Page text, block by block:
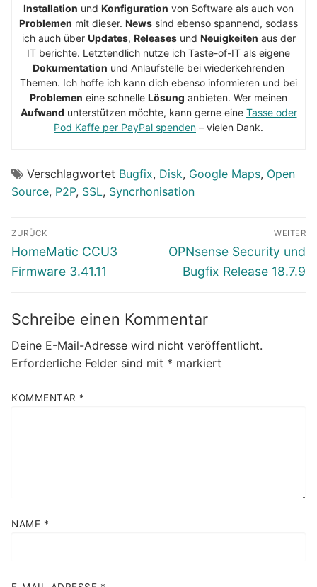
Installation und Konfiguration von Software als auch von
Problemen mit dieser. News sind ebenso spannend, sodass
ich auch über Updates, Releasesund Neuigkeiten aus der
IT berichte. Letztendlich nutze ich Taste-of-IT als eigene
Dokumentation und Anlaufstelle bei wiederkehrenden
Themen. Ich hoffe ich kann dich ebenso informieren und bei
Problemen eine schnelle Lösung anbieten. Wer meinen
Aufwand unterstützen möchte, kann gerne eine Tasse oder
Pod Kaffe per PayPal spenden – vielen Dank.
Verschlagwortet Bugfix, Disk, Google Maps, Open
Source, P2P, SSL, Syncrhonisation
Beitragsnavigation
ZURÜCK
Vorheriger
Beitrag:
HomeMatic CCU3
Firmware 3.41.11
WEITER
Nächster
Beitrag:
OPNsense Security und
Bugfix Release 18.7.9
Schreibe einen Kommentar
Deine E-Mail-Adresse wird nicht veröffentlicht.
Erforderliche Felder sind mit * markiert
KOMMENTAR *
NAME *